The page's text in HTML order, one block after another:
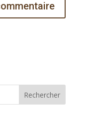
Rechercher